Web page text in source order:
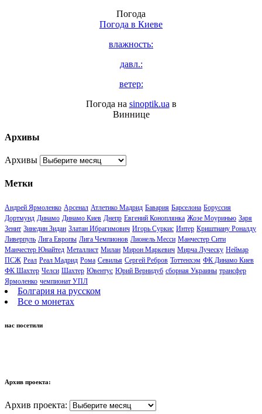
Погода
Погода в Киеве
влажность:
давл.:
ветер:
Погода на sinoptik.ua в
Виннице
Архивы
Архивы
Метки
Андрей Ярмоленко Арсенал Атлетико Мадрид Бавария Барселона Боруссия
Дортмунд Динамо Динамо Киев Днепр Евгений Коноплянка Жозе Моуринью Заря
Зенит Зинедин Зидан Златан Ибрагимович Игорь Суркис Интер Криштиану Роналду
Ливерпуль Лига Европы Лига Чемпионов Лионель Месси Манчестер Сити
Манчестер Юнайтед Металлист Милан Мирон Маркевич Мирча Луческу Неймар
ПСЖ Реал Реал Мадрид Рома Севилья Сергей Ребров Тоттенхэм ФК Динамо Киев
ФК Шахтер Челси Шахтер Ювентус Юрий Вернидуб сборная Украины трансфер
Ярмоленко чемпионат УПЛ
Болгария на русском
Все о монетах
нас посетили
Архив проекта:
Архив проекта: